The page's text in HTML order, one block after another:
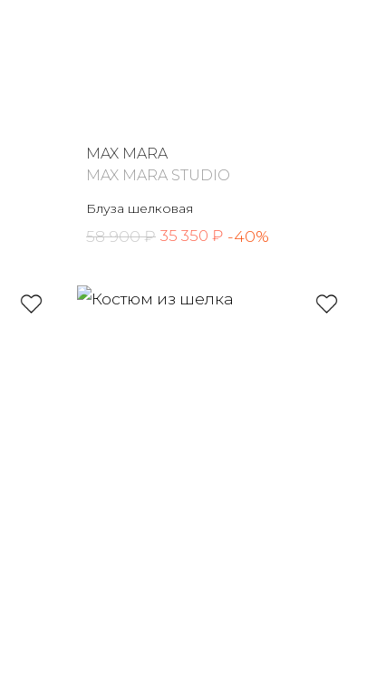
MAX MARA
MAX MARA STUDIO
Блуза шелковая
58 900 ₽ 35 350 ₽ -40%